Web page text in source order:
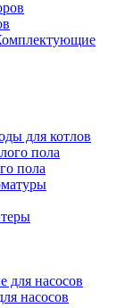
для котлов
пола
насосов